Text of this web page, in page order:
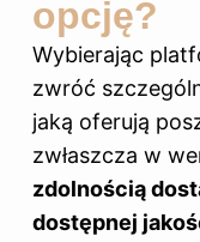
opcję?
Wybierając
zwróć
jaką oferują
zwłaszcza w
zdolnością
dostępnej